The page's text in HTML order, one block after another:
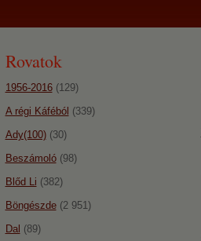
Rovatok
1956-2016(129)
A régi Káféból (339)
Ady(100)(30)
Beszámoló(98)
Blőd Li (382)
Böngészde(2 951)
Dal (89)